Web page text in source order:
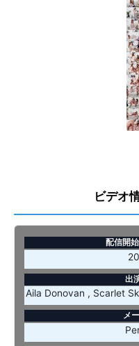
ビデオ
配信開
出
Aila Donovan , Scarlet
メ